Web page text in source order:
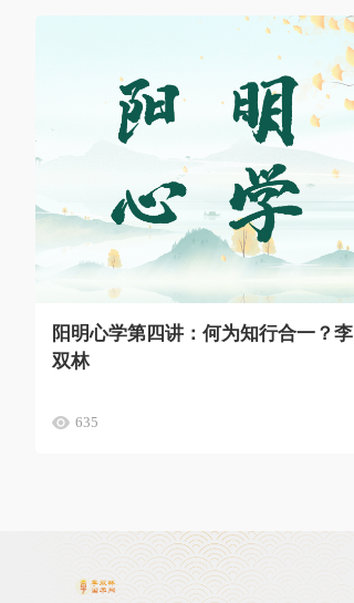
阳明心学第四讲：何为知行合一？李
双林
635